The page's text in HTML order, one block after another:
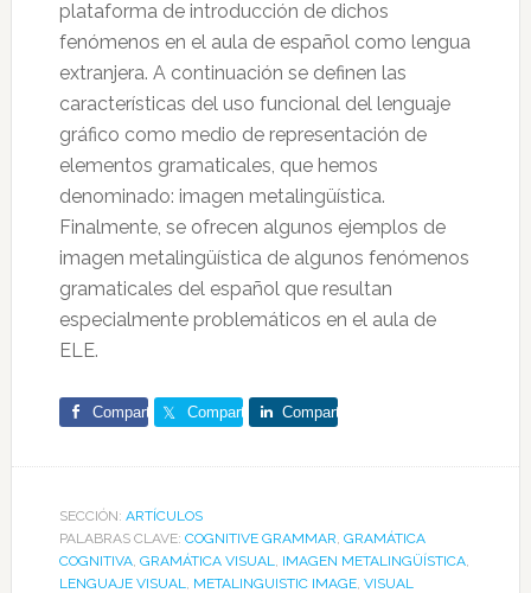
plataforma de introducción de dichos
fenómenos en el aula de español como lengua
extranjera. A continuación se definen las
características del uso funcional del lenguaje
gráfico como medio de representación de
elementos gramaticales, que hemos
denominado: imagen metalingüística.
Finalmente, se ofrecen algunos ejemplos de
imagen metalingüística de algunos fenómenos
gramaticales del español que resultan
especialmente problemáticos en el aula de
ELE.
Comparte Comparte Comparte
SECCIÓN: ARTÍCULOS
PALABRAS CLAVE: COGNITIVE GRAMMAR, GRAMÁTICA
COGNITIVA, GRAMÁTICA VISUAL, IMAGEN METALINGÜÍSTICA,
LENGUAJE VISUAL, METALINGUISTIC IMAGE, VISUAL